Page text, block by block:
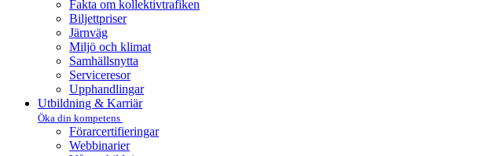
Fakta om kollektivtrafiken
Biljettpriser
Järnväg
Miljö och klimat
Samhällsnytta
Serviceresor
Upphandlingar
Utbildning & Karriär
Öka din kompetens
Förarcertifieringar
Webbinarier